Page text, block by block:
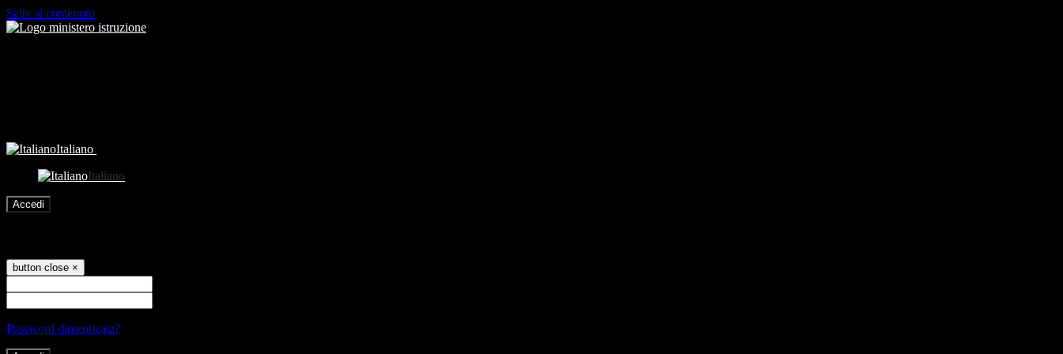
Salta al contenuto
Italiano
Italiano
Accedi
button close ×
Password dimenticata?